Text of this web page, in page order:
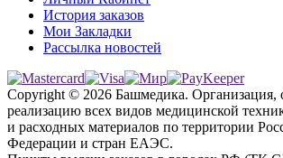
История заказов
Мои Закладки
Рассылка новостей
Copyright © 2026 Башмедика. Организация,
реализацию всех видов медицинской
и расходных материалов по территории
Федерации и стран ЕАЭС.